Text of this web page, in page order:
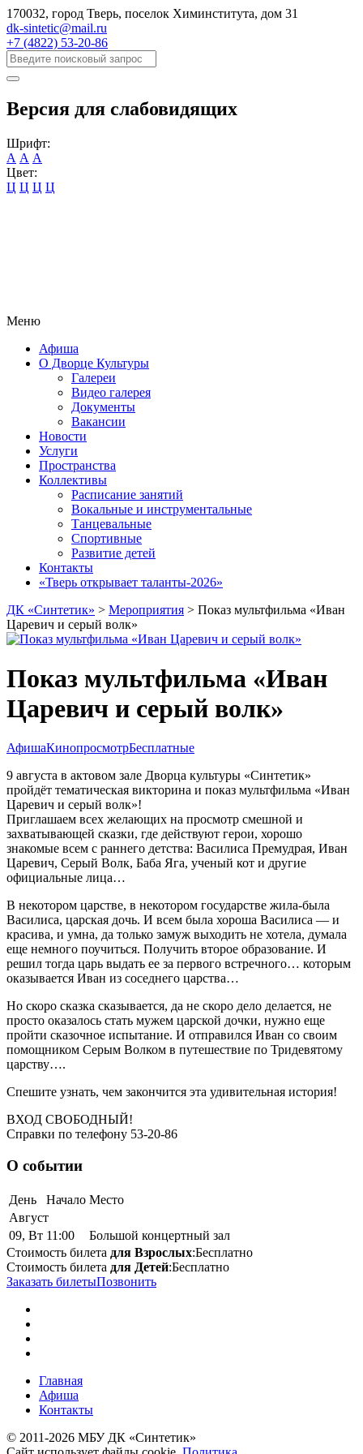
170032, город Тверь, поселок Химинститута, дом 31
dk-sintetic@mail.ru
+7 (4822) 53-20-86
Версия для слабовидящих
Шрифт:
А А А
Цвет:
Ц Ц Ц Ц
Меню
Афиша
О Дворце Культуры
Галереи
Видео галерея
Документы
Вакансии
Новости
Услуги
Пространства
Коллективы
Расписание занятий
Вокальные и инструментальные
Танцевальные
Спортивные
Развитие детей
Контакты
«Тверь открывает таланты-2026»
ДК «Синтетик» > Мероприятия > Показ мультфильма «Иван
Царевич и серый волк»
Показ мультфильма «Иван
Царевич и серый волк»
АфишаКинопросмотрБесплатные
9 августа в актовом зале Дворца культуры «Синтетик»
пройдёт тематическая викторина и показ мультфильма «Иван
Царевич и серый волк»!
Приглашаем всех желающих на просмотр смешной и
захватывающей сказки, где действуют герои, хорошо
знакомые всем с раннего детства: Василиса Премудрая, Иван
Царевич, Серый Волк, Баба Яга, ученый кот и другие
официальные лица…
В некотором царстве, в некотором государстве жила-была
Василиса, царская дочь. И всем была хороша Василиса — и
красива, и умна, да только замуж выходить не хотела, думала
еще немного поучиться. Получить второе образование. И
решил тогда царь выдать ее за первого встречного… которым
оказывается Иван из соседнего царства…
Но скоро сказка сказывается, да не скоро дело делается, не
просто оказалось стать мужем царской дочки, нужно еще
пройти сказочное испытание. И отправился Иван со своим
помощником Серым Волком в путешествие по Тридевятому
царству….
Спешите узнать, чем закончится эта удивительная история!
ВХОД СВОБОДНЫЙ!
Справки по телефону 53-20-86
О событии
День Начало Место
Август
09, Вт 11:00
Большой концертный зал
Стоимость билета для Взрослых:Бесплатно
Стоимость билета для Детей:Бесплатно
Заказать билетыПозвонить
Главная
Афиша
Контакты
© 2011-2026 МБУ ДК «Синтетик»